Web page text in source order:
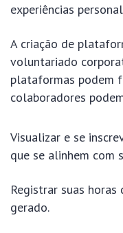
experiências
A criação de
voluntariado
plataformas podem
colaboradores
Visualizar e se
que se alinhem com
Registrar suas
gerado.